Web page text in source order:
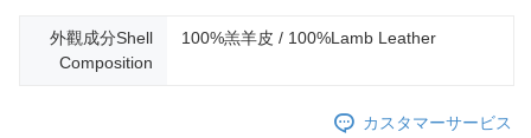
外觀成分Shell
Composition
100%羔羊皮 / 100%Lamb Leather
カスタマーサービス